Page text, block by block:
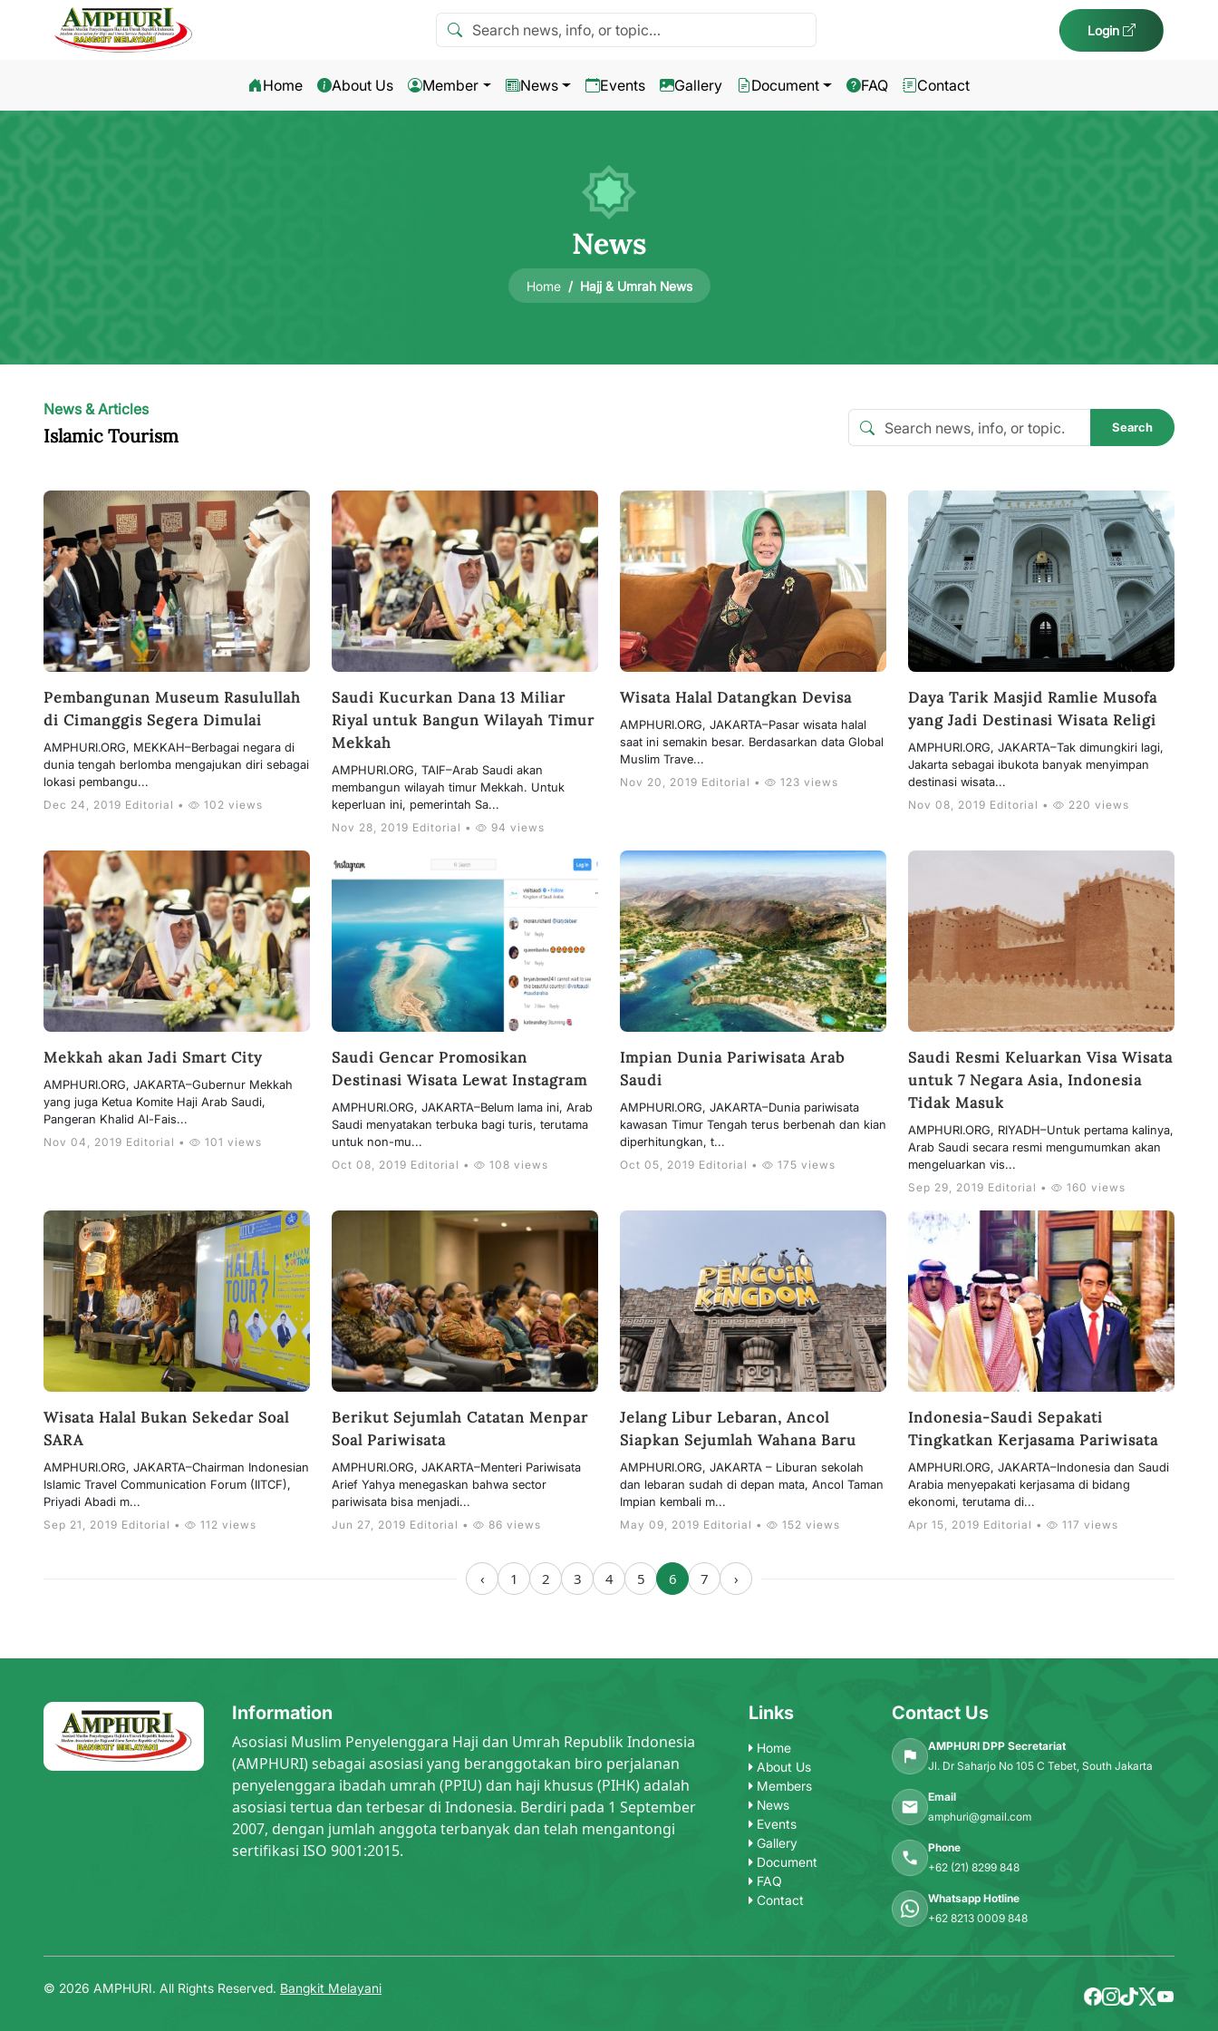
Search news Login
Home About Us Member News Events Gallery Document FAQ Contact
News
Home Hajj & Umrah News
News & Articles
Islamic Tourism Search
Pembangunan Museum Rasulullah
di Cimanggis Segera Dimulai
AMPHURI.ORG, MEKKAH–Berbagai negara di
dunia tengah berlomba mengajukan diri sebagai
lokasi pembangu...
Dec 24, 2019 Editorial • 102 views
Saudi Kucurkan Dana 13 Miliar
Riyal untuk Bangun Wilayah Timur
Mekkah
AMPHURI.ORG, TAIF–Arab Saudi akan
membangun wilayah timur Mekkah. Untuk
keperluan ini, pemerintah Sa...
Nov 28, 2019 Editorial • 94 views
Wisata Halal Datangkan Devisa
AMPHURI.ORG, JAKARTA–Pasar wisata halal
saat ini semakin besar. Berdasarkan data Global
Muslim Trave...
Nov 20, 2019 Editorial • 123 views
Daya Tarik Masjid Ramlie Musofa
yang Jadi Destinasi Wisata Religi
AMPHURI.ORG, JAKARTA–Tak dimungkiri lagi,
Jakarta sebagai ibukota banyak menyimpan
destinasi wisata...
Nov 08, 2019 Editorial • 220 views
Mekkah akan Jadi Smart City
AMPHURI.ORG, JAKARTA–Gubernur Mekkah
yang juga Ketua Komite Haji Arab Saudi,
Pangeran Khalid Al-Fais...
Nov 04, 2019 Editorial • 101 views
Saudi Gencar Promosikan
Destinasi Wisata Lewat Instagram
AMPHURI.ORG, JAKARTA–Belum lama ini, Arab
Saudi menyatakan terbuka bagi turis, terutama
untuk non-mu...
Oct 08, 2019 Editorial • 108 views
Impian Dunia Pariwisata Arab
Saudi
AMPHURI.ORG, JAKARTA–Dunia pariwisata
kawasan Timur Tengah terus berbenah dan kian
diperhitungkan, t...
Oct 05, 2019 Editorial • 175 views
Saudi Resmi Keluarkan Visa Wisata
untuk 7 Negara Asia, Indonesia
Tidak Masuk
AMPHURI.ORG, RIYADH–Untuk pertama kalinya,
Arab Saudi secara resmi mengumumkan akan
mengeluarkan vis...
Sep 29, 2019 Editorial • 160 views
Wisata Halal Bukan Sekedar Soal
SARA
AMPHURI.ORG, JAKARTA–Chairman Indonesian
Islamic Travel Communication Forum (IITCF),
Priyadi Abadi m...
Sep 21, 2019 Editorial • 112 views
Berikut Sejumlah Catatan Menpar
Soal Pariwisata
AMPHURI.ORG, JAKARTA–Menteri Pariwisata
Arief Yahya menegaskan bahwa sector
pariwisata bisa menjadi...
Jun 27, 2019 Editorial • 86 views
Jelang Libur Lebaran, Ancol
Siapkan Sejumlah Wahana Baru
AMPHURI.ORG, JAKARTA – Liburan sekolah
dan lebaran sudah di depan mata, Ancol Taman
Impian kembali m...
May 09, 2019 Editorial • 152 views
Indonesia-Saudi Sepakati
Tingkatkan Kerjasama Pariwisata
AMPHURI.ORG, JAKARTA–Indonesia dan Saudi
Arabia menyepakati kerjasama di bidang
ekonomi, terutama di...
Apr 15, 2019 Editorial • 117 views
‹ 1 2 3 4 5 6 7 ›
Information
Asosiasi Muslim Penyelenggara Haji dan Umrah Republik Indonesia
(AMPHURI) sebagai asosiasi yang beranggotakan biro perjalanan
penyelenggara ibadah umrah (PPIU) dan haji khusus (PIHK) adalah
asosiasi tertua dan terbesar di Indonesia. Berdiri pada 1 September
2007, dengan jumlah anggota terbanyak dan telah mengantongi
sertifikasi ISO 9001:2015.
Links
Home
About Us
Members
News
Events
Gallery
Document
FAQ
Contact
Contact Us
AMPHURI DPP Secretariat
Jl. Dr Saharjo No 105 C Tebet, South Jakarta
Email
amphuri@gmail.com
Phone
+62 (21) 8299 848
Whatsapp Hotline
+62 8213 0009 848
© 2026 AMPHURI. All Rights Reserved. Bangkit Melayani